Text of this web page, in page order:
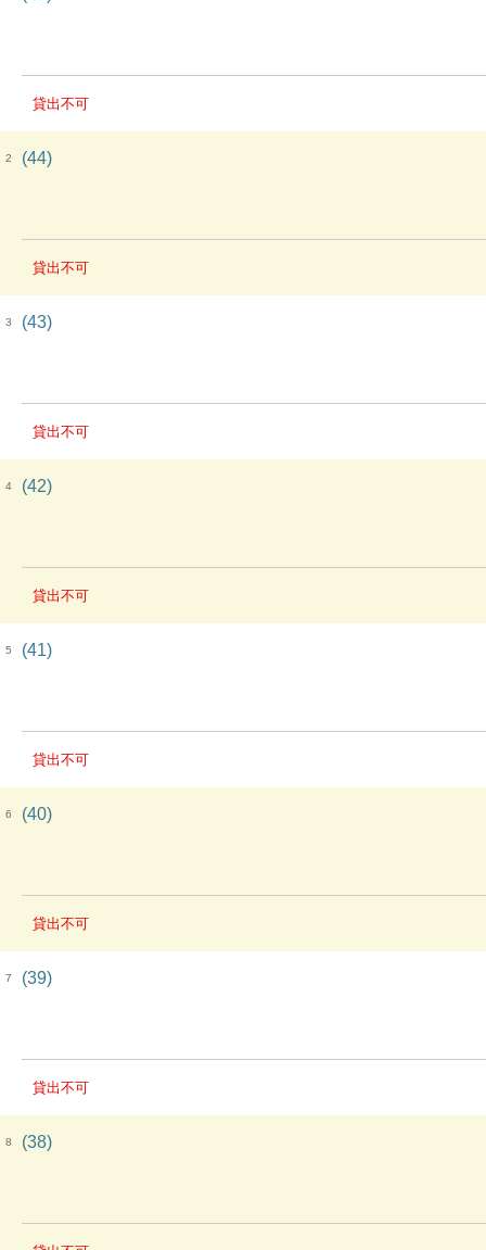
貸出不可
2 (44)
貸出不可
3 (43)
貸出不可
4 (42)
貸出不可
5 (41)
貸出不可
6 (40)
貸出不可
7 (39)
貸出不可
8 (38)